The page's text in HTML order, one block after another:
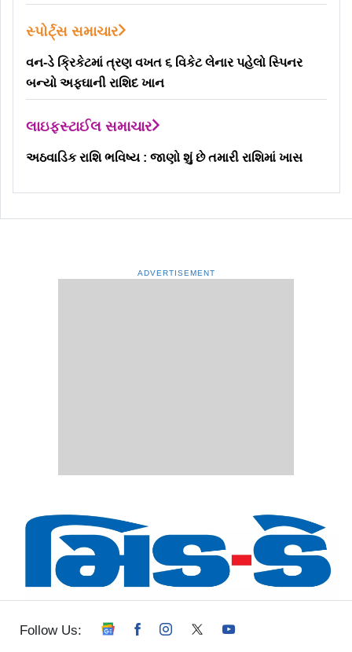
સ્પોર્ટ્સ સમાચાર
વન-ડે ક્રિકેટમાં ત્રણ વખત ૬ વિકેટ લેનાર પહેલો સ્પિનર
બન્યો અફઘાની રાશિદ ખાન
લાઇફસ્ટાઈલ સમાચાર
અઠવાડિક રાશિ ભવિષ્ય : જાણો શું છે તમારી રાશિમાં ખાસ
ADVERTISEMENT
Follow Us: